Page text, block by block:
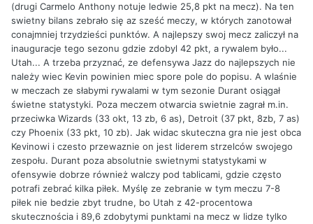
(drugi Carmelo Anthony notuje ledwie 25,8 pkt na mecz). Na ten
swietny bilans zebrało się az sześć meczy, w których zanotował
conajmniej trzydzieści punktów. A najlepszy swoj mecz zaliczył na
inauguracje tego sezonu gdzie zdobyl 42 pkt, a rywalem było...
Utah... A trzeba przyznać, ze defensywa Jazz do najlepszych nie
należy wiec Kevin powinien miec spore pole do popisu. A wlaśnie
w meczach ze słabymi rywalami w tym sezonie Durant osiągał
świetne statystyki. Poza meczem otwarcia swietnie zagrał m.in.
przeciwka Wizards (33 okt, 13 zb, 6 as), Detroit (37 pkt, 8zb, 7 as)
czy Phoenix (33 pkt, 10 zb). Jak widac skuteczna gra nie jest obca
Kevinowi i czesto przewaznie on jest liderem strzelców swojego
zespołu. Durant poza absolutnie swietnymi statystykami w
ofensywie dobrze również walczy pod tablicami, gdzie często
potrafi zebrać kilka piłek. Myślę ze zebranie w tym meczu 7-8
piłek nie bedzie zbyt trudne, bo Utah z 42-procentowa
skutecznościa i 89,6 zdobytymi punktami na mecz w lidze tylko